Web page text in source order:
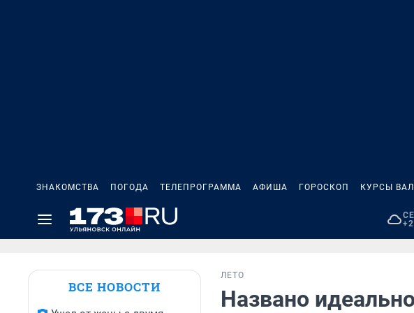
ЗНАКОМСТВА ПОГОДА ТЕЛЕПРОГРАММА АФИША ГОРОСКОП КУРСЫ
ВСЕ НОВОСТИ
ЛЕТО
Названо